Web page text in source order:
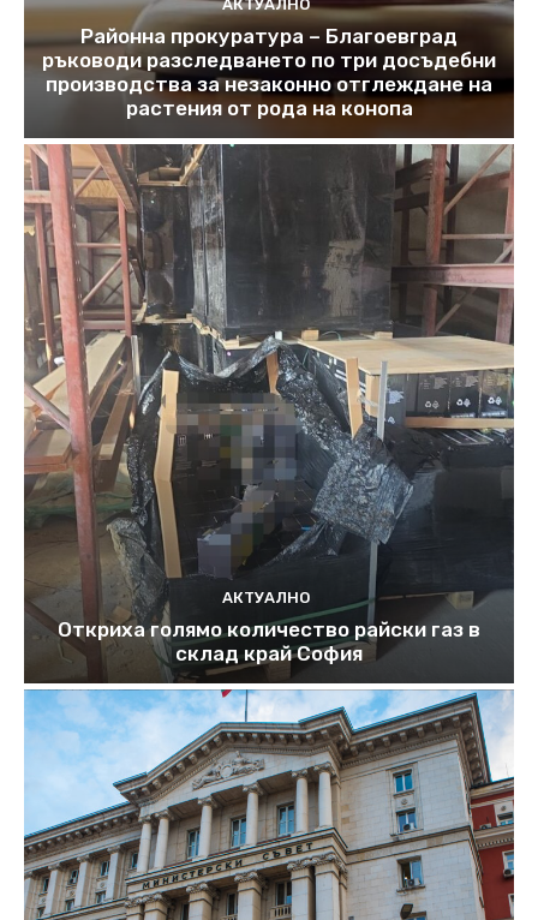
АКТУАЛНО
Районна прокуратура – Благоевград
ръководи разследването по три досъдебни
производства за незаконно отглеждане на
растения от рода на конопа
АКТУАЛНО
Откриха голямо количество райски газ в
склад край София